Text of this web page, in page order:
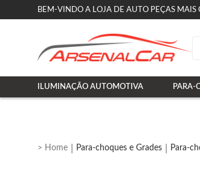
BEM-VINDO A LOJA DE AUTO PEÇAS MAIS
ILUMINAÇÃO AUTOMOTIVA PARA-
Para-choques e Grades Para-